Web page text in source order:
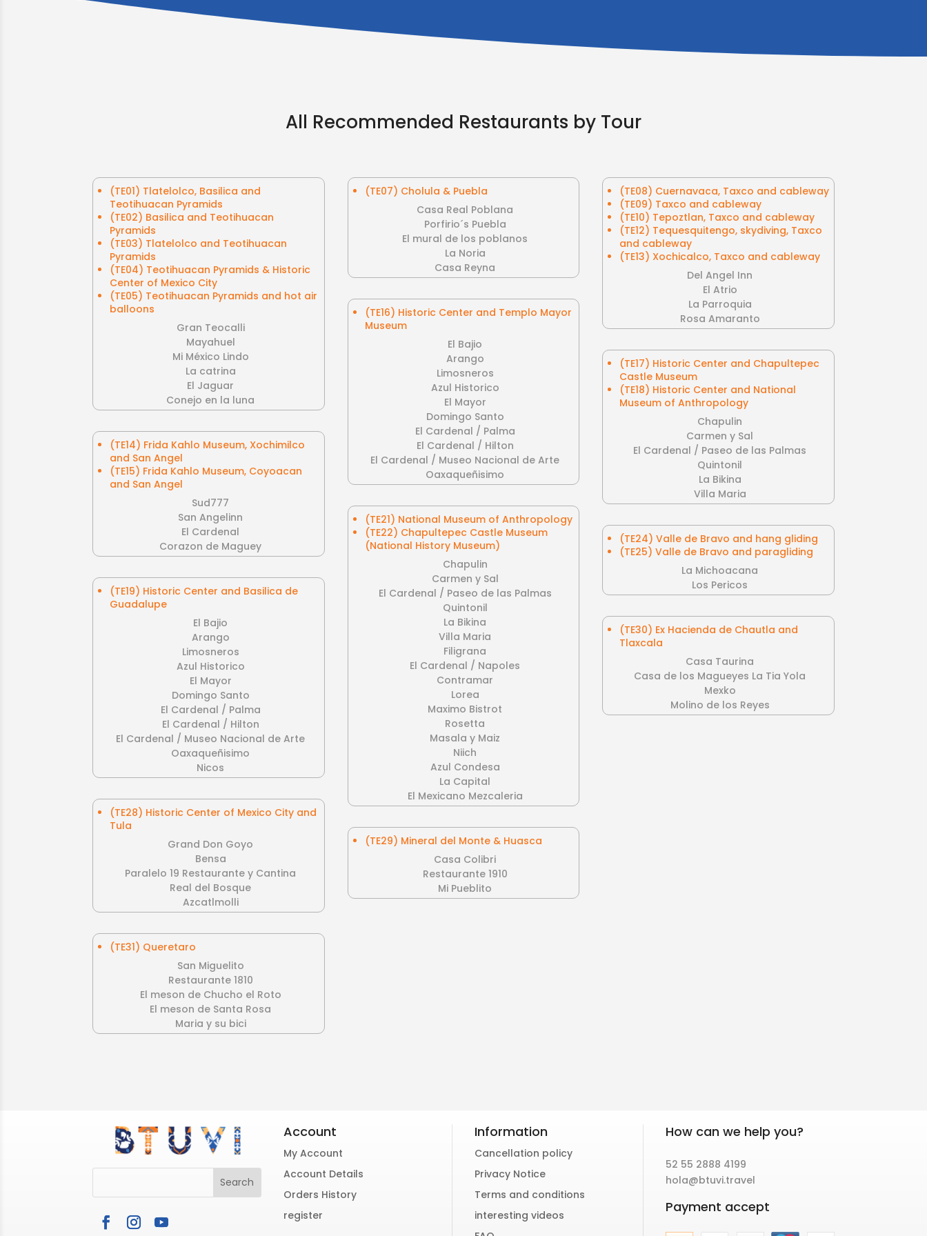
All Recommended Restaurants by Tour
(TE01) Tlatelolco, Basilica and
Teotihuacan Pyramids
(TE02) Basilica and Teotihuacan
Pyramids
(TE03) Tlatelolco and Teotihuacan
Pyramids
(TE04) Teotihuacan Pyramids & Historic
Center of Mexico City
(TE05) Teotihuacan Pyramids and hot air
balloons
Gran Teocalli
Mayahuel
Mi México Lindo
La catrina
El Jaguar
Conejo en la luna
(TE14) Frida Kahlo Museum, Xochimilco
and San Angel
(TE15) Frida Kahlo Museum, Coyoacan
and San Angel
Sud777
San Angelinn
El Cardenal
Corazon de Maguey
(TE19) Historic Center and Basilica de
Guadalupe
El Bajio
Arango
Limosneros
Azul Historico
El Mayor
Domingo Santo
El Cardenal / Palma
El Cardenal / Hilton
El Cardenal / Museo Nacional de Arte
Oaxaqueñisimo
Nicos
(TE28) Historic Center of Mexico City and
Tula
Grand Don Goyo
Bensa
Paralelo 19 Restaurante y Cantina
Real del Bosque
Azcatlmolli
(TE31) Queretaro
San Miguelito
Restaurante 1810
El meson de Chucho el Roto
El meson de Santa Rosa
Maria y su bici
(TE07) Cholula & Puebla
Casa Real Poblana
Porfirio´s Puebla
El mural de los poblanos
La Noria
Casa Reyna
(TE16) Historic Center and Templo Mayor
Museum
El Bajio
Arango
Limosneros
Azul Historico
El Mayor
Domingo Santo
El Cardenal / Palma
El Cardenal / Hilton
El Cardenal / Museo Nacional de Arte
Oaxaqueñisimo
(TE21) National Museum of Anthropology
(TE22) Chapultepec Castle Museum
(National History Museum)
Chapulin
Carmen y Sal
El Cardenal / Paseo de las Palmas
Quintonil
La Bikina
Villa Maria
Filigrana
El Cardenal / Napoles
Contramar
Lorea
Maximo Bistrot
Rosetta
Masala y Maiz
Niich
Azul Condesa
La Capital
El Mexicano Mezcaleria
(TE29) Mineral del Monte & Huasca
Casa Colibri
Restaurante 1910
Mi Pueblito
(TE08) Cuernavaca, Taxco and cableway
(TE09) Taxco and cableway
(TE10) Tepoztlan, Taxco and cableway
(TE12) Tequesquitengo, skydiving, Taxco
and cableway
(TE13) Xochicalco, Taxco and cableway
Del Angel Inn
El Atrio
La Parroquia
Rosa Amaranto
(TE17) Historic Center and Chapultepec
Castle Museum
(TE18) Historic Center and National
Museum of Anthropology
Chapulin
Carmen y Sal
El Cardenal / Paseo de las Palmas
Quintonil
La Bikina
Villa Maria
(TE24) Valle de Bravo and hang gliding
(TE25) Valle de Bravo and paragliding
La Michoacana
Los Pericos
(TE30) Ex Hacienda de Chautla and
Tlaxcala
Casa Taurina
Casa de los Magueyes La Tia Yola
Mexko
Molino de los Reyes
Account
My Account
Account Details
Orders History
register
Information
Cancellation policy
Privacy Notice
Terms and conditions
interesting videos
How can we help you?
52 55 2888 4199
hola@btuvi.travel
Payment accept